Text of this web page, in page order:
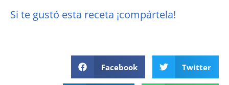
Si te gustó esta receta ¡compártela!
Facebook Twitter